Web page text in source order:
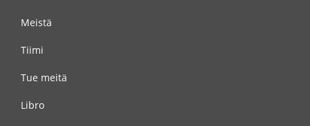
Meistä
Tiimi
Tue meitä
Libro